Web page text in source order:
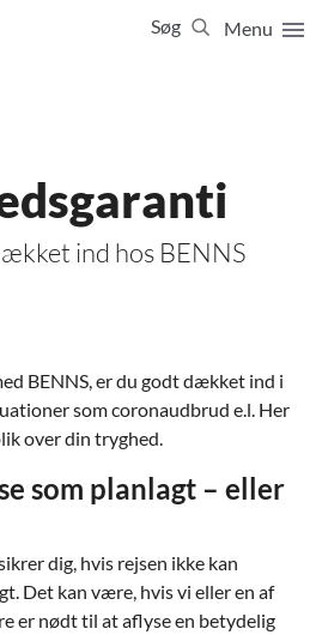
Menu
Søg
ind hos BENNS
BENNS, er du godt dækket ind i
som coronaudbrud e.l. Her
over din tryghed.
som planlagt – eller
dig, hvis rejsen ikke kan
Det kan være, hvis vi eller en af
er nødt til at aflyse en betydelig
Luk
Studierejser